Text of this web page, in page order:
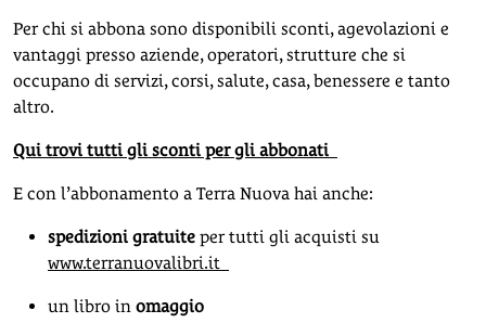
Per chi si abbona sono disponibili sconti, agevolazioni e
vantaggi presso aziende, operatori, strutture che si
occupano di servizi, corsi, salute, casa, benessere e tanto
altro.
Qui trovi tutti gli sconti per gli abbonati
E con l’abbonamento a Terra Nuova hai anche:
spedizioni gratuite per tutti gli acquisti su
www.terranuovalibri.it
un libro in omaggio